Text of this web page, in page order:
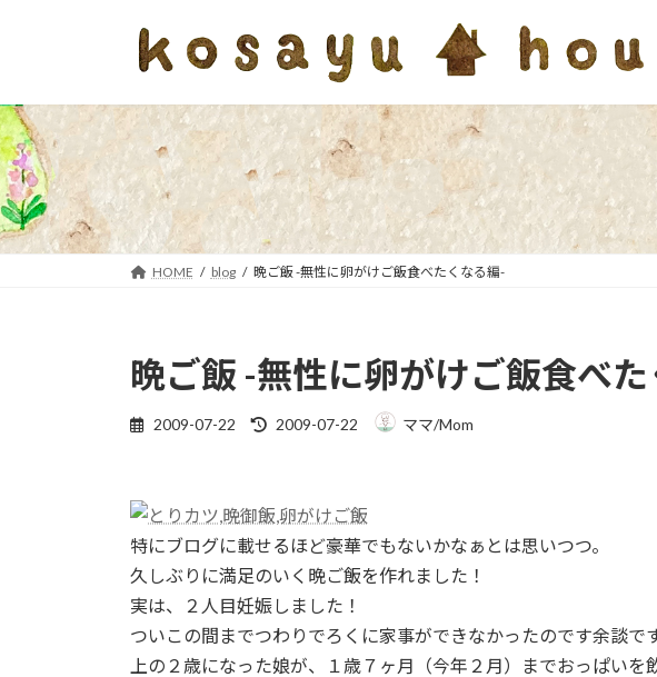
ツ
へ
ス
キ
ッ
プ
シ
ョ
ン
に
移
動
HOME blog 晩ご飯 -無性に卵がけご飯食べたくなる編-
晩ご飯 -無性に卵がけご飯食べ
2009-07-22
最
日
時
:
2009-07-22 ママ/Mom
特にブログに載せるほど豪華でもないかなぁとは思いつつ。
久しぶりに満足のいく晩ご飯を作れました！
実は、２人目妊娠しました！
ついこの間までつわりでろくに家事ができなかったのです余談で
上の２歳になった娘が、１歳７ヶ月（今年２月）までおっぱいを